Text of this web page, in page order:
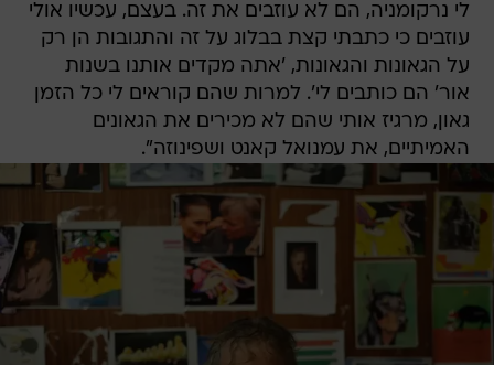
לי נרקומניה, הם לא עוזבים את זה. בעצם, עכשיו אולי
עוזבים כי כתבתי קצת בבלוג על זה והתגובות הן רק
על הגאונות והגאונות, 'אתה מקדים אותנו בשנות
אור' הם כותבים לי'. למרות שהם קוראים לי כל הזמן
גאון, מרגיז אותי שהם לא מכירים את הגאונים
האמיתיים, את עמנואל קאנט ושפינוזה".